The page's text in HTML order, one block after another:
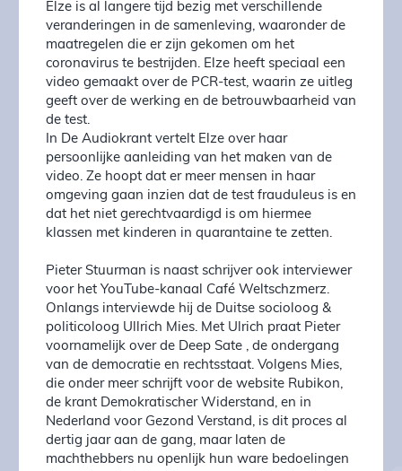
Elze is al langere tijd bezig met verschillende
veranderingen in de samenleving, waaronder de
maatregelen die er zijn gekomen om het
coronavirus te bestrijden. Elze heeft speciaal een
video gemaakt over de PCR-test, waarin ze uitleg
geeft over de werking en de betrouwbaarheid van
de test.
In De Audiokrant vertelt Elze over haar
persoonlijke aanleiding van het maken van de
video. Ze hoopt dat er meer mensen in haar
omgeving gaan inzien dat de test frauduleus is en
dat het niet gerechtvaardigd is om hiermee
klassen met kinderen in quarantaine te zetten.
Pieter Stuurman is naast schrijver ook interviewer
voor het YouTube-kanaal Café Weltschzmerz.
Onlangs interviewde hij de Duitse socioloog &
politicoloog Ullrich Mies. Met Ulrich praat Pieter
voornamelijk over de Deep Sate , de ondergang
van de democratie en rechtsstaat. Volgens Mies,
die onder meer schrijft voor de website Rubikon,
de krant Demokratischer Widerstand, en in
Nederland voor Gezond Verstand, is dit proces al
dertig jaar aan de gang, maar laten de
machthebbers nu openlijk hun ware bedoelingen